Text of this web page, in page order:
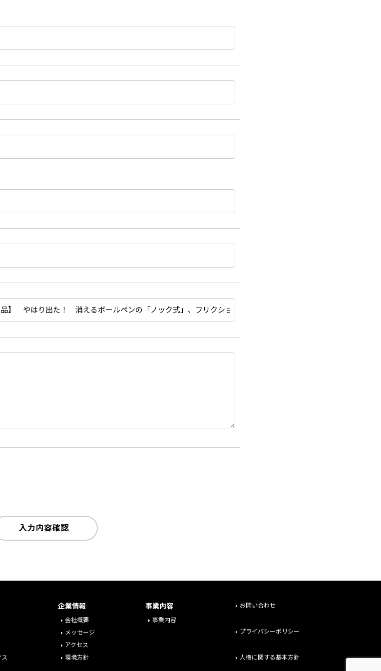
入力内容確認
ス
企業情報
会社概要
メッセージ
アクセス
環境方針
事業内容
事業内容
お問い合わせ
プライバシーポリシー
人権に関する基本方針